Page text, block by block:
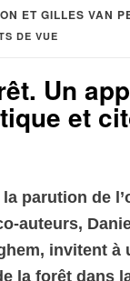
ET GILLES VAN
DE VUE
Un
et
parution de
auteurs,
invitent à
la forêt dans